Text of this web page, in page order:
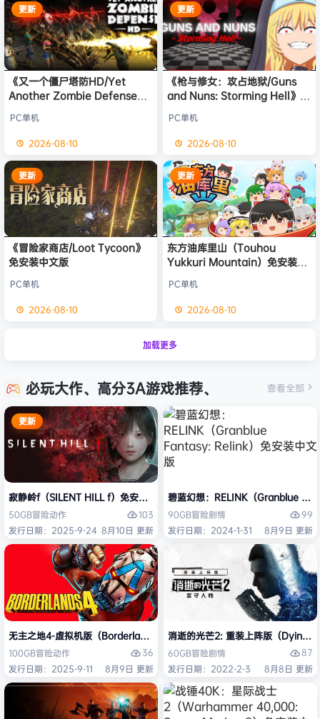
更新
《又一个僵尸塔防HD/Yet
Another Zombie Defense
PC单机
2026-08-10
更新
《枪与修女：攻占地狱/Guns
and Nuns: Storming Hell》免
PC单机
2026-08-10
更新
《冒险家商店/Loot Tycoon》
免安装中文版
PC单机
2026-08-10
更新
东方油库里山（Touhou
Yukkuri Mountain）免安装中
PC单机
2026-08-10
加载更多
必玩大作、高分3A游戏推荐、 查看全部
更新
寂静岭f（SILENT HILL f）免安装中文版
50GB冒险动作
103
发行日期：2025-9-24 8月10日 更新
碧蓝幻想：RELINK（Granblue
90GB冒险剧情
99
发行日期：2024-1-31
8月9日 更新
无主之地4-虚拟机版（Borderlands 4 HYPERVISOR）免安装中文版
100GB冒险动作
36
发行日期：2025-9-11
8月9日 更新
消逝的光芒2: 重装上阵版（Dying
60GB冒险剧情
87
发行日期：2022-2-3
8月8日 更新